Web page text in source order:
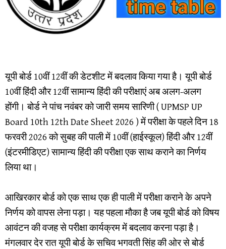
यूपी बोर्ड 10वीं 12वीं की डेटशीट में बदलाव किया गया है। यूपी बोर्ड
10वीं हिंदी और 12वीं सामान्य हिंदी की परीक्षाएं अब अलग-अलग
होंगी। बोर्ड ने पांच नवंबर को जारी समय सारिणी ( UPMSP UP
Board 10th 12th Date Sheet 2026 ) में परीक्षा के पहले दिन 18
फरवरी 2026 को सुबह की पाली में 10वीं (हाईस्कूल) हिंदी और 12वीं
(इंटरमीडिएट) सामान्य हिंदी की परीक्षा एक साथ कराने का निर्णय
लिया था।
आखिरकार बोर्ड को एक साथ एक ही पाली में परीक्षा कराने के अपने
निर्णय को वापस लेना पड़ा। यह पहला मौका है जब यूपी बोर्ड को विषय
आवंटन की वजह से परीक्षा कार्यक्रम में बदलाव करना पड़ा है।
मंगलवार देर रात यूपी बोर्ड के सचिव भगवती सिंह की ओर से बोर्ड